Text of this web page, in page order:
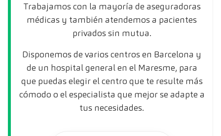
Trabajamos con la mayoría de aseguradoras
médicas y también atendemos a pacientes
privados sin mutua.
Disponemos de varios centros en Barcelona y
de un hospital general en el Maresme, para
que puedas elegir el centro que te resulte más
cómodo o el especialista que mejor se adapte a
tus necesidades.